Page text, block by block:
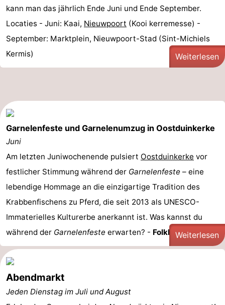
kann man das jährlich Ende Juni und Ende September.
Locaties - Juni: Kaai, Nieuwpoort (Kooi kerremesse) -
September: Marktplein, Nieuwpoort-Stad (Sint-Michiels
Kermis)
Weiterlesen
Garnelenfeste und Garnelenumzug in Oostduinkerke
Juni
Am letzten Juniwochenende pulsiert Oostduinkerke vor
festlicher Stimmung während der Garnelenfeste – eine
lebendige Hommage an die einzigartige Tradition des
Krabbenfischens zu Pferd, die seit 2013 als UNESCO-
Immaterielles Kulturerbe anerkannt ist. Was kannst du
während der Garnelenfeste erwarten? - Folkloremarkt: ...
Weiterlesen
Abendmarkt
Jeden Dienstag im Juli und August